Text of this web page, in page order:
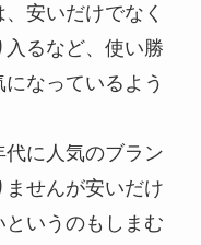
安いだけでなく
るなど、使い勝
なっているよう
代に人気のブラン
ませんが安いだけ
いうのもしまむ